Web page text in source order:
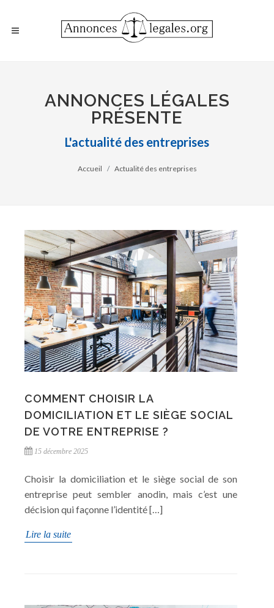
ANNONCES LÉGALES
PRÉSENTE
L'actualité des entreprises
Accueil Actualité des entreprises
COMMENT CHOISIR LA
DOMICILIATION ET LE SIÈGE SOCIAL
DE VOTRE ENTREPRISE ?
15 décembre 2025
Choisir la domiciliation et le siège social de son
entreprise peut sembler anodin, mais c’est une
décision qui façonne l’identité […]
Lire la suite